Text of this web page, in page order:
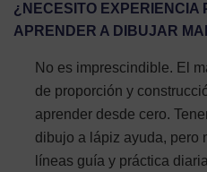
¿NECESITO EXPERIENCIA
APRENDER A DIBUJAR
No es imprescindible. El
de proporción y
aprender desde cero.
dibujo a lápiz ayuda, pero
líneas guía y práctica